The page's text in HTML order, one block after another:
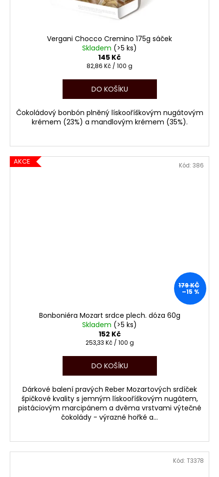
Vergani Chocco Cremino 175g sáček
Skladem (>5 ks)
145 Kč
Měrná
82,86 Kč / 100 g
DO KOŠÍKU
Čokoládový bonbón plněný lískooříškovým nugátovým
krémem (23%) a mandlovým krémem (35%).
AKCE
179 KČ
–15 %
Bonboniéra Mozart srdce plech. dóza 60g
Skladem (>5 ks)
152 Kč
Měrná
253,33 Kč / 100 g
DO KOŠÍKU
Dárkové balení pravých Reber Mozartových srdíček
špičkové kvality s jemným lískooříškovým nugátem,
pistáciovým marcipánem a dvěma vrstvami výtečné
čokolády - výrazné hořké a...
Kód: 386
Kód: T3378